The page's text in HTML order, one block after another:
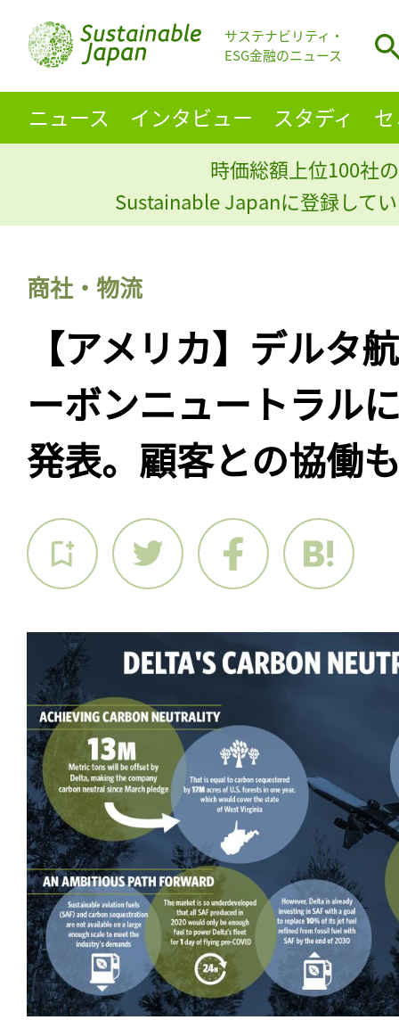
サステナビリティ・
ESG金融のニュース
ニュース インタビュー スタディ
時価総額上位100社
Sustainable Japanに登録して
商社・物流
【アメリカ】デルタ
ーボンニュートラル
発表。顧客との協働